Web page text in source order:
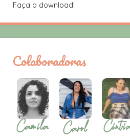
Faça o download!
Colaboradoras